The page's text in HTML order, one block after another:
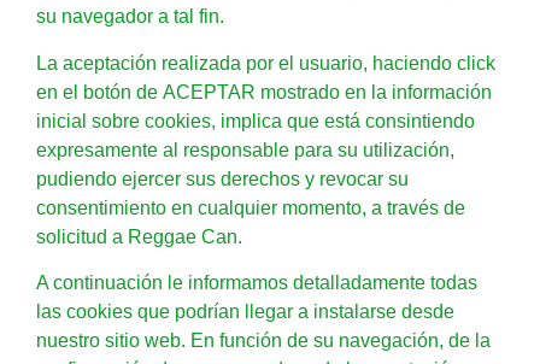
su navegador a tal fin.
La aceptación realizada por el usuario, haciendo click
en el botón de ACEPTAR mostrado en la información
inicial sobre cookies, implica que está consintiendo
expresamente al responsable para su utilización,
pudiendo ejercer sus derechos y revocar su
consentimiento en cualquier momento, a través de
solicitud a Reggae Can.
A continuación le informamos detalladamente todas
las cookies que podrían llegar a instalarse desde
nuestro sitio web. En función de su navegación, de la